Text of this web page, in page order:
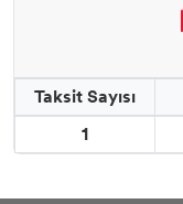
Taksit Sayısı
1